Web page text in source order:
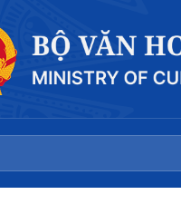
0:00 0:00